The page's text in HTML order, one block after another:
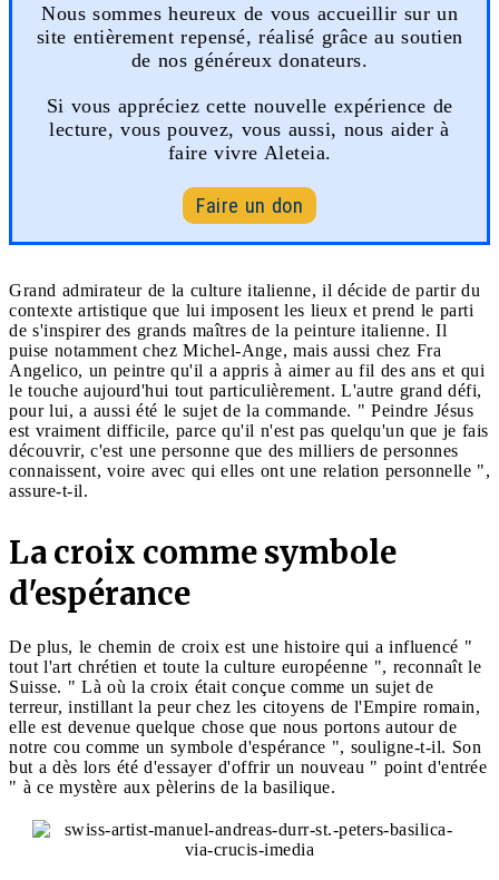
Nous sommes heureux de vous accueillir sur un
site entièrement repensé, réalisé grâce au soutien
de nos généreux donateurs.
Si vous appréciez cette nouvelle expérience de
lecture, vous pouvez, vous aussi, nous aider à
faire vivre Aleteia.
Faire un don
Grand admirateur de la culture italienne, il décide de partir du
contexte artistique que lui imposent les lieux et prend le parti
de s'inspirer des grands maîtres de la peinture italienne. Il
puise notamment chez Michel-Ange, mais aussi chez Fra
Angelico, un peintre qu'il a appris à aimer au fil des ans et qui
le touche aujourd'hui tout particulièrement. L'autre grand défi,
pour lui, a aussi été le sujet de la commande. " Peindre Jésus
est vraiment difficile, parce qu'il n'est pas quelqu'un que je fais
découvrir, c'est une personne que des milliers de personnes
connaissent, voire avec qui elles ont une relation personnelle ",
assure-t-il.
La croix comme symbole
d'espérance
De plus, le chemin de croix est une histoire qui a influencé "
tout l'art chrétien et toute la culture européenne ", reconnaît le
Suisse. " Là où la croix était conçue comme un sujet de
terreur, instillant la peur chez les citoyens de l'Empire romain,
elle est devenue quelque chose que nous portons autour de
notre cou comme un symbole d'espérance ", souligne-t-il. Son
but a dès lors été d'essayer d'offrir un nouveau " point d'entrée
" à ce mystère aux pèlerins de la basilique.